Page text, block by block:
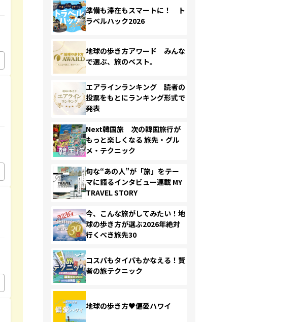
準備も滞在もスマートに！ ト
ラベルハック2026
地球の歩き方アワード みんな
で選ぶ、旅のベスト。
エアラインランキング 読者の
投票をもとにランキング形式で
発表
Next韓国旅 次の韓国旅行が
もっと楽しくなる 旅先・グル
メ・テクニック
旬な“あの人”が「旅」をテー
マに語るインタビュー連載 MY
TRAVEL STORY
今、こんな旅がしてみたい！地
球の歩き方が選ぶ2026年絶対
行くべき旅先30
コスパもタイパもかなえる！賢
者の旅テクニック
地球の歩き方♥偏愛ハワイ